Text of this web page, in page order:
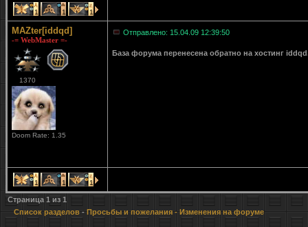
1 1 1
MAZter[iddqd]
-= WebMaster =-
1370
Doom Rate: 1.35
Отправлено: 15.04.09 12:39:50
База форума перенесена обратно на хостинг
1 1 1
Страница 1из 1
Список разделов - Просьбы и пожелания - Изменения на форуме